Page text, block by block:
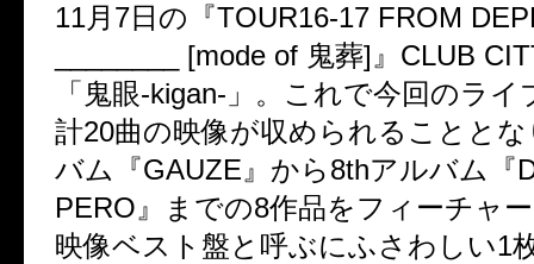
11月 7日の『TOUR16-17 FROM
________ [mode of 鬼葬] 』 CLUB
「鬼眼-kigan- 」。これで今回のライ
計20曲の映像が収められることとな
バム『GAUZE 』から8thアルバム『
PERO 』までの8作品をフィーチャ
映像ベスト盤と呼ぶにふさわしい1